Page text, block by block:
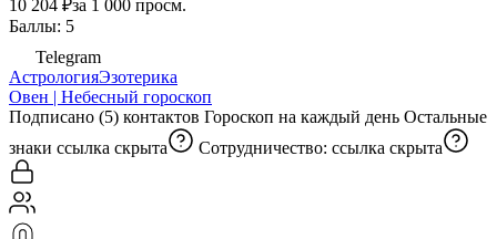
10 204 ₽за 1 000 просм.
Баллы: 5
Telegram
АстрологияЭзотерика
Овен | Небесный гороскоп
Подписано (5) контактов Гороскоп на каждый день Остальные
знаки ссылка скрыта Сотрудничество: ссылка скрыта